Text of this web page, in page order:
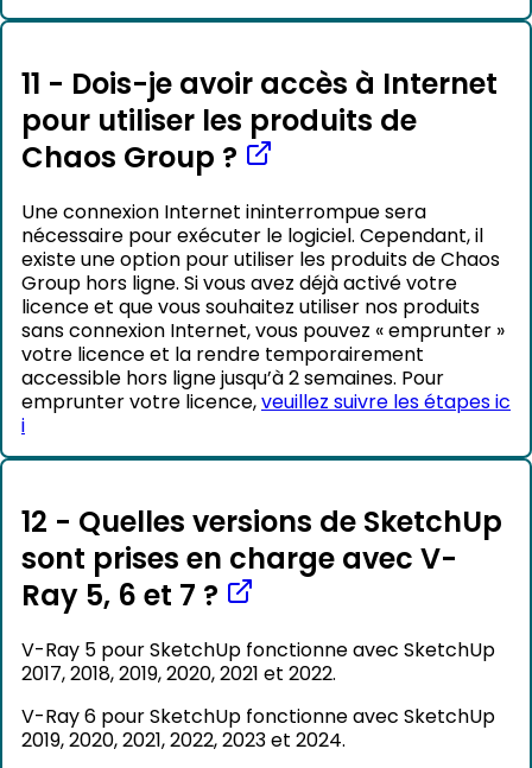
11 - Dois-je avoir accès à Internet
pour utiliser les produits de
Chaos Group ?
Une connexion Internet ininterrompue sera
nécessaire pour exécuter le logiciel. Cependant, il
existe une option pour utiliser les produits de Chaos
Group hors ligne. Si vous avez déjà activé votre
licence et que vous souhaitez utiliser nos produits
sans connexion Internet, vous pouvez « emprunter »
votre licence et la rendre temporairement
accessible hors ligne jusqu’à 2 semaines. Pour
emprunter votre licence, veuillez suivre les étapes ic
i
12 - Quelles versions de SketchUp
sont prises en charge avec V-
Ray 5, 6 et 7 ?
V-Ray 5 pour SketchUp fonctionne avec SketchUp
2017, 2018, 2019, 2020, 2021 et 2022.
V-Ray 6 pour SketchUp fonctionne avec SketchUp
2019, 2020, 2021, 2022, 2023 et 2024.